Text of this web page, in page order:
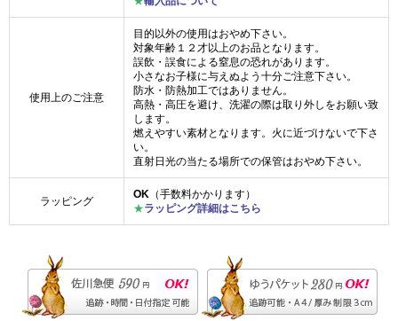
使用上のご注意
目的以外の使用はおやめ下さい。
対象年齢１２才以上のお品となります。
誤飲・誤食による窒息の恐れがあります。
小さなお子様に与えぬよう十分ご注意下さい。
防水・防熱加工ではありません。
高熱・高圧を避け、洗濯の際は取り外しをお願い致
します。
燃えやすい素材となります。火に近づけないで下さ
い。
直射日光の当たる場所での保管はおやめ下さい。
ラッピング
OK （手数料かかります）
★ラッピング詳細はこちら